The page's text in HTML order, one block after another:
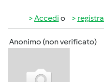
Accedi o
Anonimo (non verificato)